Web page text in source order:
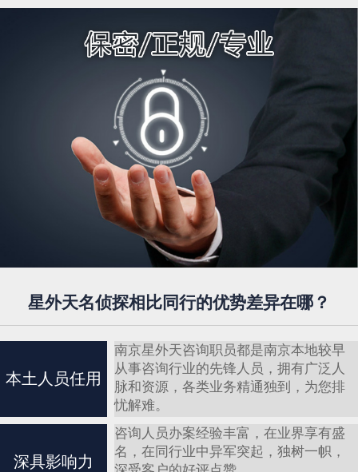
星外天名侦探相比同行的优势差异在哪？
本土人员任用
南京星外天咨询职员都是南京本地较早
从事咨询行业的先锋人员，拥有广泛人
脉和资源，各类业务精通独到，为您排
忧解难。
深具影响力
咨询人员办案经验丰富，在业界享有盛
名，在同行业中异军突起，独树一帜，